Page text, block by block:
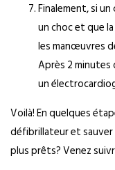
Finalement, si
un choc et que
les manœuvres
Après 2 minutes
un
Voilà! En quelques
défibrillateur et
plus prêts? Venez